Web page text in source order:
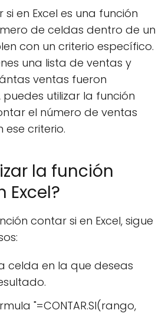
en Excel es una función
de celdas dentro de un
con un criterio específico.
una lista de ventas y
ventas fueron
puedes utilizar la función
el número de ventas
criterio.
la función
Excel?
contar si en Excel, sigue
celda en la que deseas
"=CONTAR.SI(rango,